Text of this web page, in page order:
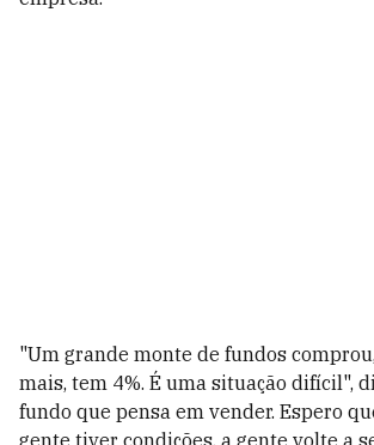
"Um grande monte de fundos
mais, tem 4%. É uma situação difícil",
fundo que pensa em vender. Espero
gente tiver condições, a gente volte a